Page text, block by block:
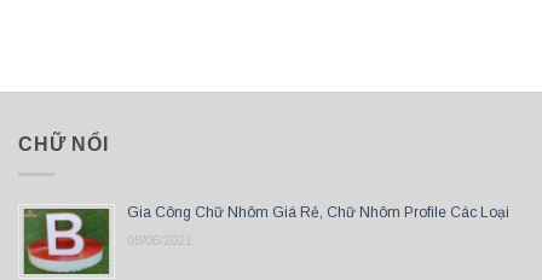
CHỮ NỔI
Gia Công Chữ Nhôm Giá Rẻ, Chữ Nhôm Profile Các Loại
08/06/2021